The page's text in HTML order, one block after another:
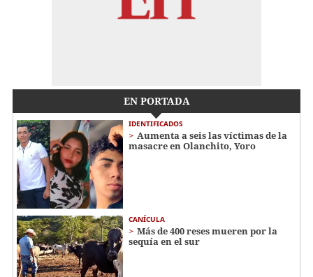
EN PORTADA
IDENTIFICADOS
Aumenta a seis las víctimas de la
masacre en Olanchito, Yoro
CANÍCULA
Más de 400 reses mueren por la
sequía en el sur